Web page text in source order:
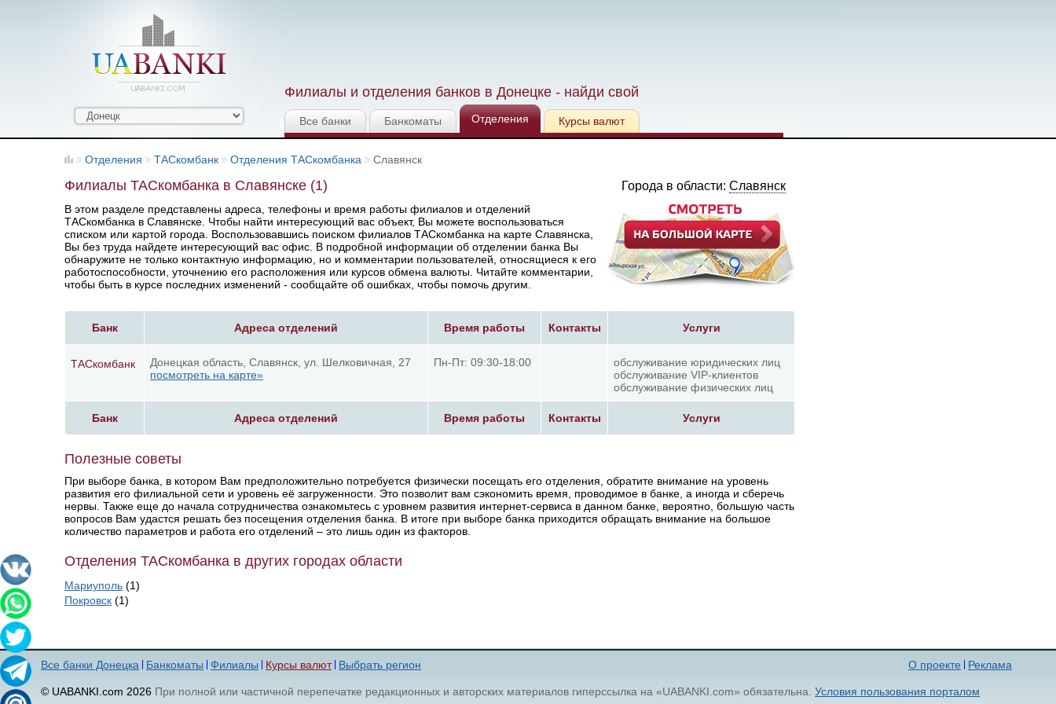
Филиалы и отделения банков в Донецке - найди свой
Все банки Банкоматы Отделения Курсы валют
Отделения ТАСкомбанк Отделения ТАСкомбанка Славянск
Филиалы ТАСкомбанка в Славянске (1) Города в области: Славянск
В этом разделе представлены адреса, телефоны и время работы филиалов и отделений
ТАСкомбанка в Славянске. Чтобы найти интересующий вас объект, Вы можете воспользоваться
списком или картой города. Воспользовавшись поиском филиалов ТАСкомбанка на карте Славянска,
Вы без труда найдете интересующий вас офис. В подробной информации об отделении банка Вы
обнаружите не только контактную информацию, но и комментарии пользователей, относящиеся к его
работоспособности, уточнению его расположения или курсов обмена валюты. Читайте комментарии,
чтобы быть в курсе последних изменений - сообщайте об ошибках, чтобы помочь другим.
Банк Адреса отделений Время работы Контакты Услуги
Банк Адреса отделений Время работы Контакты Услуги
ТАСкомбанк
Донецкая область, Славянск, ул. Шелковичная, 27
посмотреть на карте»
Пн-Пт: 09:30-18:00
обслуживание юридических лиц
обслуживание VIP-клиентов
обслуживание физических лиц
Полезные советы
При выборе банка, в котором Вам предположительно потребуется физически посещать его отделения, обратите внимание на уровень
развития его филиальной сети и уровень её загруженности. Это позволит вам сэкономить время, проводимое в банке, а иногда и сберечь
нервы. Также еще до начала сотрудничества ознакомьтесь с уровнем развития интернет-сервиса в данном банке, вероятно, большую часть
вопросов Вам удастся решать без посещения отделения банка. В итоге при выборе банка приходится обращать внимание на большое
количество параметров и работа его отделений – это лишь один из факторов.
Отделения ТАСкомбанка в других городах области
Мариуполь (1)
Покровск (1)
Реклама
О проекте
Все банки Донецка Банкоматы Филиалы Курсы валют Выбрать регион
© UABANKI.com 2026 При полной или частичной перепечатке редакционных и авторских материалов гиперссылка на «UABANKI.com» обязательна. Условия пользования порталом